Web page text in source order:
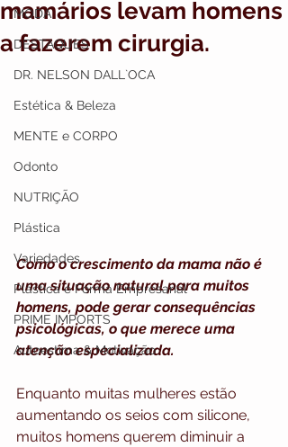
MODA
DESTAQUES
DR. NELSON DALL`OCA
Estética & Beleza
MENTE e CORPO
Odonto
NUTRIÇÃO
Plástica
Variedades
Plástica e Forma Empresarial
PRIME IMPORTS
Autoestima & Motivação
mamários levam homens
a fazerem cirurgia.
Como o crescimento da mama não é
uma situação natural para muitos
homens, pode gerar consequências
psicológicas, o que merece uma
atenção especializada.
Enquanto muitas mulheres estão
aumentando os seios com silicone,
muitos homens querem diminuir a